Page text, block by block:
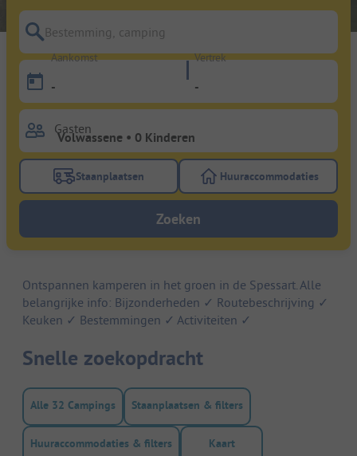
Bestemming, camping
Aankomst
-
Vertrek
-
Gasten
Gebruik de filterknop staanplaatsen om te zoeken
Staanplaatsen Gebruik de
Huuraccommodaties
Zoeken
Ontspannen kamperen in het groen in de Spessart. Alle
belangrijke info: Bijzonderheden ✓ Routebeschrijving ✓
Keuken ✓ Bestemmingen ✓ Activiteiten ✓
Snelle zoekopdracht
Alle 32 Campings Staanplaatsen & filters
Huuraccommodaties & filters Kaart